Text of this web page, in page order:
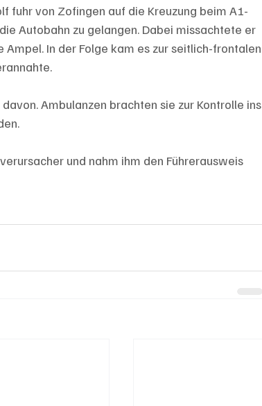
fuhr von Zofingen auf die Kreuzung beim A1-
Autobahn zu gelangen. Dabei missachtete er
In der Folge kam es zur seitlich-frontalen
Ambulanzen brachten sie zur Kontrolle ins
und nahm ihm den Führerausweis